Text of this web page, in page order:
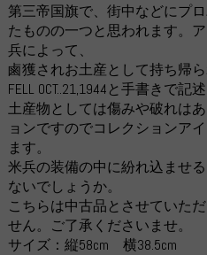
第三帝国旗で、街中などにプ
たものの一つと思われます。
兵によって、
鹵獲されお土産として持ち帰ら
FELL OCT..21,1944と手書きで記述
土産物としては傷みや破れは
ョンですのでコレクションア
ます。
米兵の装備の中に紛れ込ませ
ないでしょうか。
こちらは中古品とさせていた
せん。ご了承くださいませ。
サイズ：縦58cm 横38.5cm